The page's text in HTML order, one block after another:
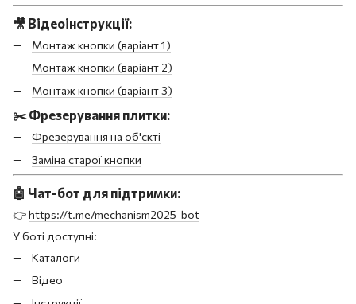
🎥 Відеоінструкції:
Монтаж кнопки (варіант 1)
Монтаж кнопки (варіант 2)
Монтаж кнопки (варіант 3)
✂️Фрезерування плитки:
Фрезерування на об'єкті
Заміна старої кнопки
🤖 Чат-бот для підтримки:
👉https://t.me/mechanism2025_bot
У боті доступні:
Каталоги
Відео